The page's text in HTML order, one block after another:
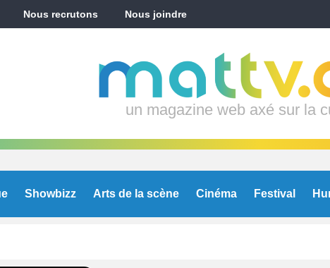
Nous recrutons Nous joindre
un magazine web axé sur la
Showbizz Arts de la scène Cinéma Festival